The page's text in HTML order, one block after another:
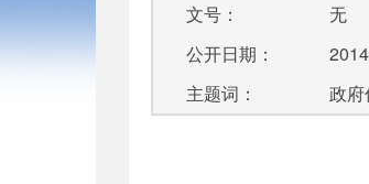
文号：
无
公开日期：
主题词：
政